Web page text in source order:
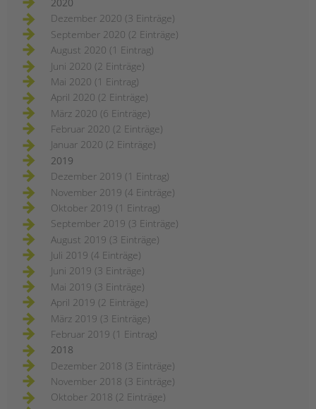
Dezember 2020 (3 Einträge)
September 2020 (2 Einträge)
August 2020 (1 Eintrag)
Juni 2020 (2 Einträge)
Mai 2020 (1 Eintrag)
April 2020 (2 Einträge)
März 2020 (6 Einträge)
Februar 2020 (2 Einträge)
Januar 2020 (2 Einträge)
2019
Dezember 2019 (1 Eintrag)
November 2019 (4 Einträge)
Oktober 2019 (1 Eintrag)
September 2019 (3 Einträge)
August 2019 (3 Einträge)
Juli 2019 (4 Einträge)
Juni 2019 (3 Einträge)
Mai 2019 (3 Einträge)
April 2019 (2 Einträge)
März 2019 (3 Einträge)
Februar 2019 (1 Eintrag)
2018
Dezember 2018 (3 Einträge)
November 2018 (3 Einträge)
Oktober 2018 (2 Einträge)